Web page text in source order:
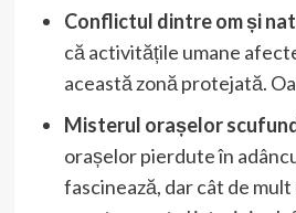
Conflictul dintre om și
că activitățile umane
această zonă protejată.
Misterul orașelor
orașelor pierdute în
fascinează, dar cât de